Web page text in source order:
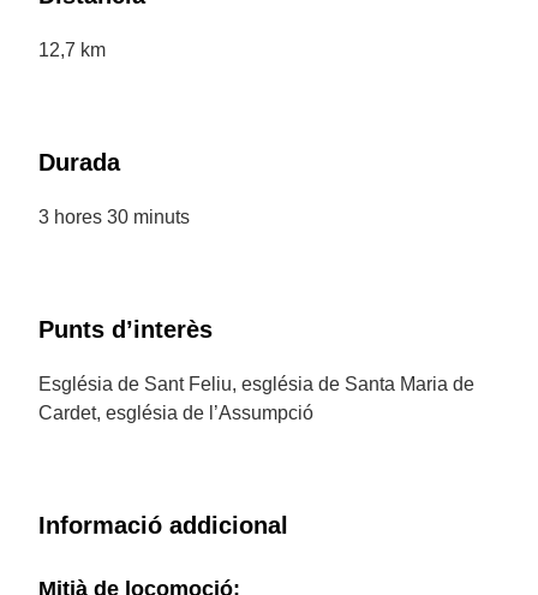
12,7 km
Durada
3 hores 30 minuts
Punts d’interès
Església de Sant Feliu, església de Santa Maria de
Cardet, església de l’Assumpció
Informació addicional
Mitjà de locomoció: